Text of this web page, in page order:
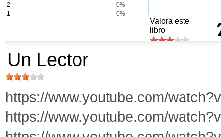
2
0%
1
0%
Valora este
libro
Un Lector
https://www.youtube.com/
https://www.youtube.com/